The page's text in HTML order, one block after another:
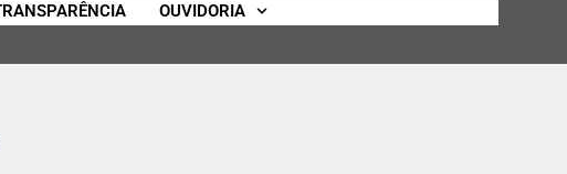
OUVIDORIA